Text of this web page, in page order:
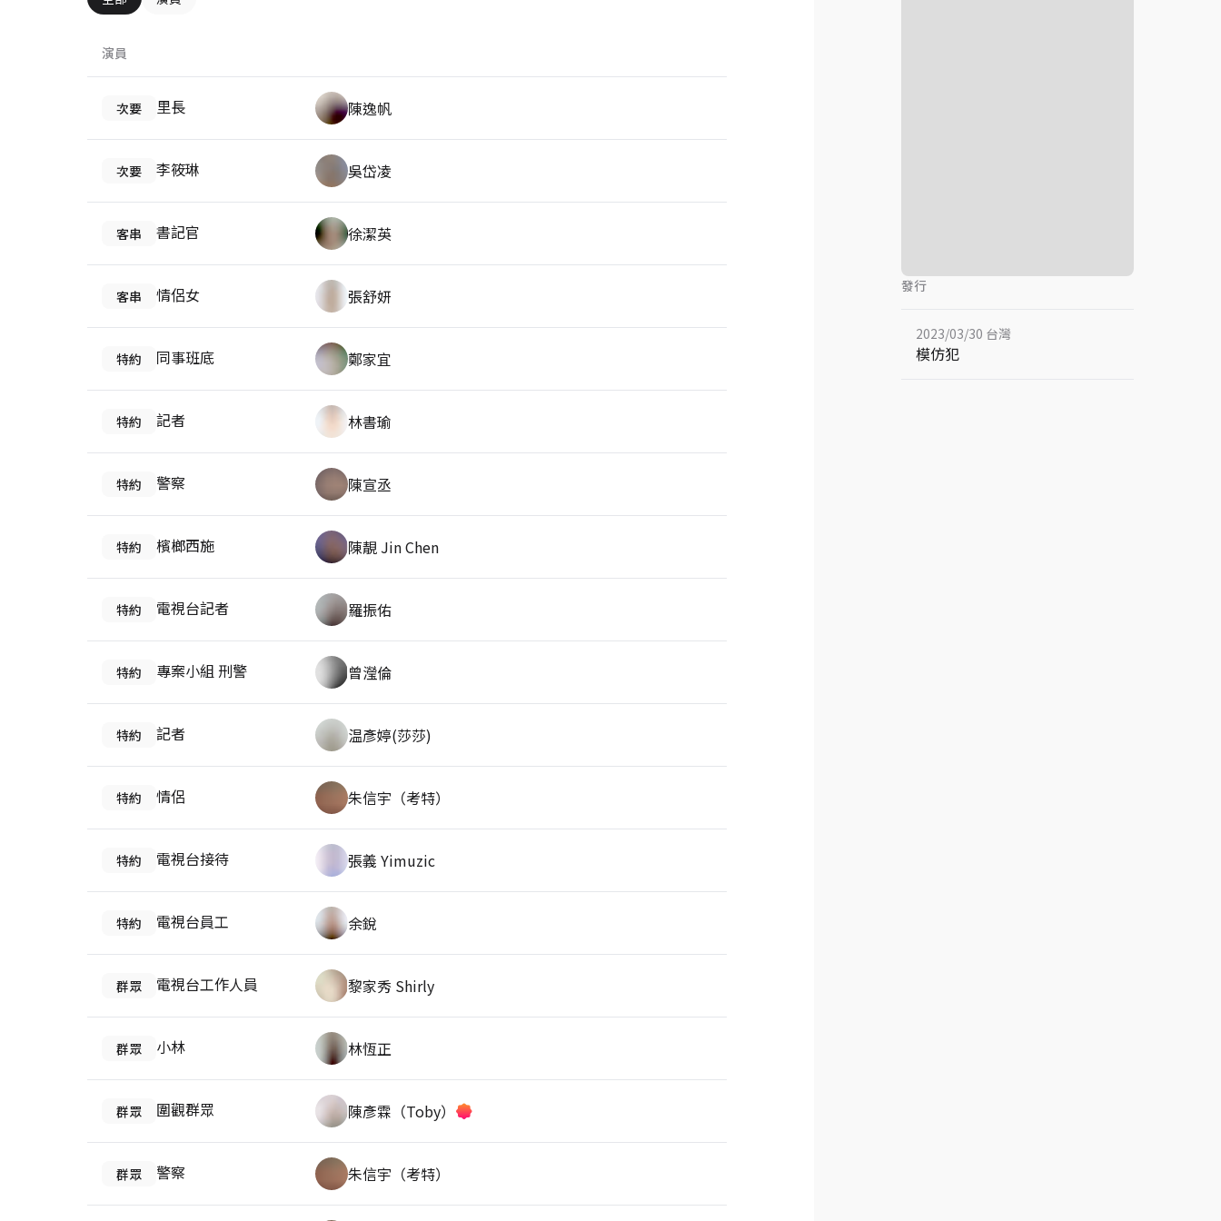
演員
次要 里長 陳逸帆
次要 李筱琳 吳岱凌
客串 書記官 徐潔英
客串 情侶女 張舒妍
特約 同事班底 鄭家宜
特約 記者 林書瑜
特約 警察 陳宣丞
特約 檳榔西施 陳靚 Jin Chen
特約 電視台記者 羅振佑
特約 專案小組 刑警 曾瀅倫
特約 記者 温彥婷(莎莎)
特約 情侶 朱信宇（考特）
特約 電視台接待 張義 Yimuzic
特約 電視台員工 余銳
群眾 電視台工作人員 黎家秀 Shirly
群眾 小林 林恆正
群眾 圍觀群眾 陳彥霖（Toby）
群眾 警察 朱信宇（考特）
發行
2023/03/30 台灣
模仿犯